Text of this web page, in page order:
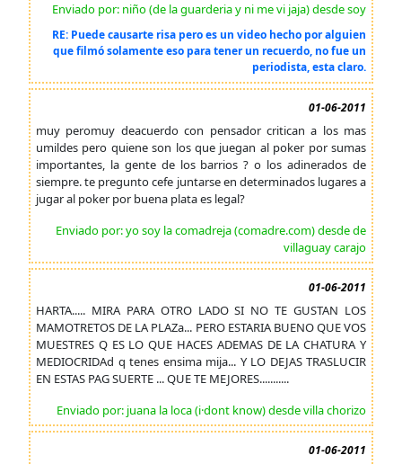
Enviado por: niño (de la guarderia y ni me vi jaja) desde soy
RE: Puede causarte risa pero es un video hecho por alguien
que filmó solamente eso para tener un recuerdo, no fue un
periodista, esta claro.
01-06-2011
muy peromuy deacuerdo con pensador critican a los mas
umildes pero quiene son los que juegan al poker por sumas
importantes, la gente de los barrios ? o los adinerados de
siempre. te pregunto cefe juntarse en determinados lugares a
jugar al poker por buena plata es legal?
Enviado por: yo soy la comadreja (comadre.com) desde de
villaguay carajo
01-06-2011
HARTA..... MIRA PARA OTRO LADO SI NO TE GUSTAN LOS
MAMOTRETOS DE LA PLAZa... PERO ESTARIA BUENO QUE VOS
MUESTRES Q ES LO QUE HACES ADEMAS DE LA CHATURA Y
MEDIOCRIDAd q tenes ensima mija... Y LO DEJAS TRASLUCIR
EN ESTAS PAG SUERTE ... QUE TE MEJORES...........
Enviado por: juana la loca (i·dont know) desde villa chorizo
01-06-2011